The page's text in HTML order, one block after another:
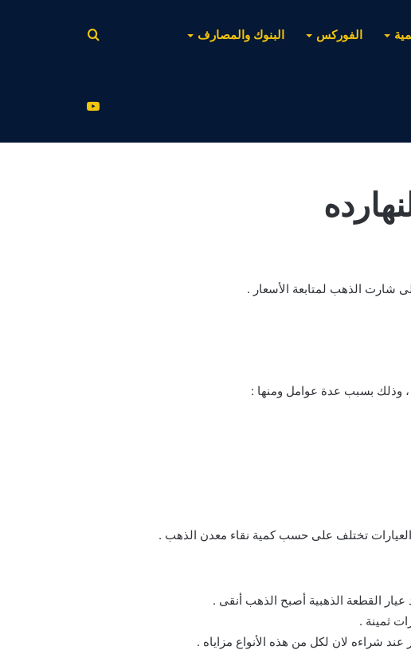
الفوركس البنوك والمصارف
عن
وذلك بسبب عدة عوامل ومنها :
تختلف على حسب كمية نقاء معدن الذهب .
القطعة الذهبية أصبح الذهب أنقى .
ثمينة .
شراءه لان لكل من هذه الأنواع مزاياه .